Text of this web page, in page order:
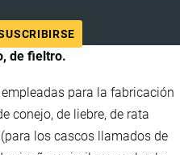
de fieltro.
para la fabricación
conejo, de liebre, de rata
los cascos llamados de